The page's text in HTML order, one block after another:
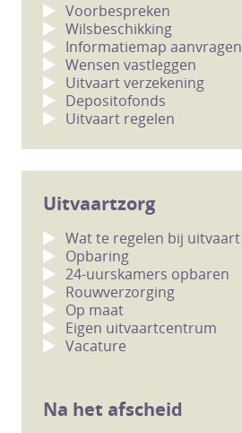
Voorbespreken
Wilsbeschikking
Informatiemap aanvragen
Wensen vastleggen
Uitvaart verzekening
Depositofonds
Uitvaart regelen
Uitvaartzorg
Wat te regelen bij uitvaart
Opbaring
24-uurskamers opbaren
Rouwverzorging
Op maat
Eigen uitvaartcentrum
Vacature
Na het afscheid